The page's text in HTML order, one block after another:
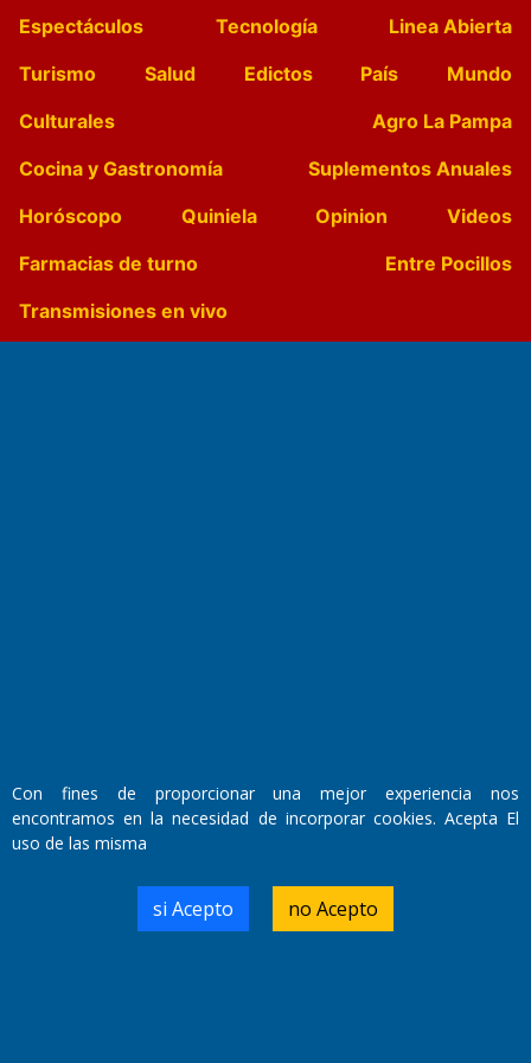
Espectáculos
Tecnología
Linea Abierta
Turismo
Salud Edictos País
Mundo
Culturales
Agro La Pampa
Cocina y Gastronomía
Suplementos Anuales
Horóscopo
Quiniela Opinion
Videos
Farmacias de turno
Entre Pocillos
Transmisiones en vivo
Propietario: El Diario SRL
Director Periodístico:
Walter René Goñi
Domicilio Legal: José Ingenieros 855,
Santa Rosa, La Pampa.
Con fines de proporcionar una mejor experiencia nos
encontramos en la necesidad de incorporar cookies. Acepta El
uso de las misma
si Acepto no Acepto